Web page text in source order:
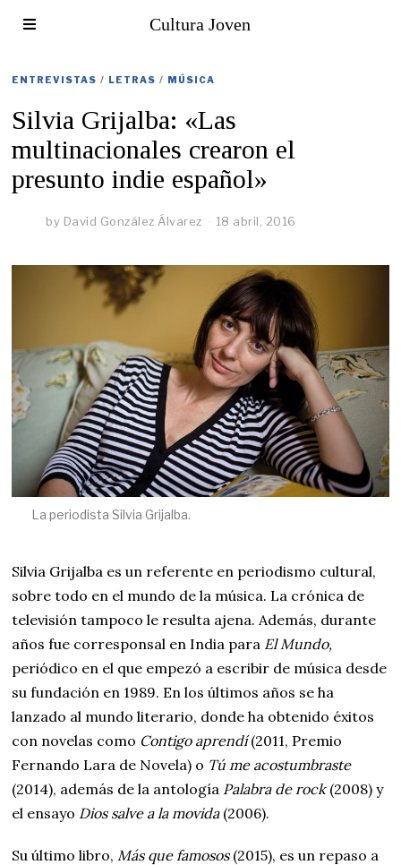
Cultura Joven
ENTREVISTAS / LETRAS / MÚSICA
Silvia Grijalba: «Las
multinacionales crearon el
presunto indie español»
by David González Álvarez 18 abril, 2016
La periodista Silvia Grijalba.
Silvia Grijalba es un referente en periodismo cultural,
sobre todo en el mundo de la música. La crónica de
televisión tampoco le resulta ajena. Además, durante
años fue corresponsal en India para El Mundo,
periódico en el que empezó a escribir de música desde
su fundación en 1989. En los últimos años se ha
lanzado al mundo literario, donde ha obtenido éxitos
con novelas como Contigo aprendí(2011, Premio
Fernando Lara de Novela) o Tú me acostumbraste
(2014), además de la antología Palabra de rock (2008) y
el ensayo Dios salve a la movida (2006).
Su último libro, Más que famosos (2015), es un repaso a